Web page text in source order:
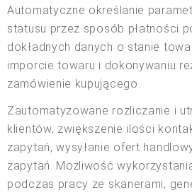
Automatyczne określanie
statusu przez sposób płatności
dokładnych danych o stanie
imporcie towaru i dokonywaniu
zamówienie kupującego.
Zautomatyzowane rozliczanie i
klientów, zwiększenie ilości
zapytań, wysyłanie ofert
zapytań. Możliwość
podczas pracy ze skanerami,